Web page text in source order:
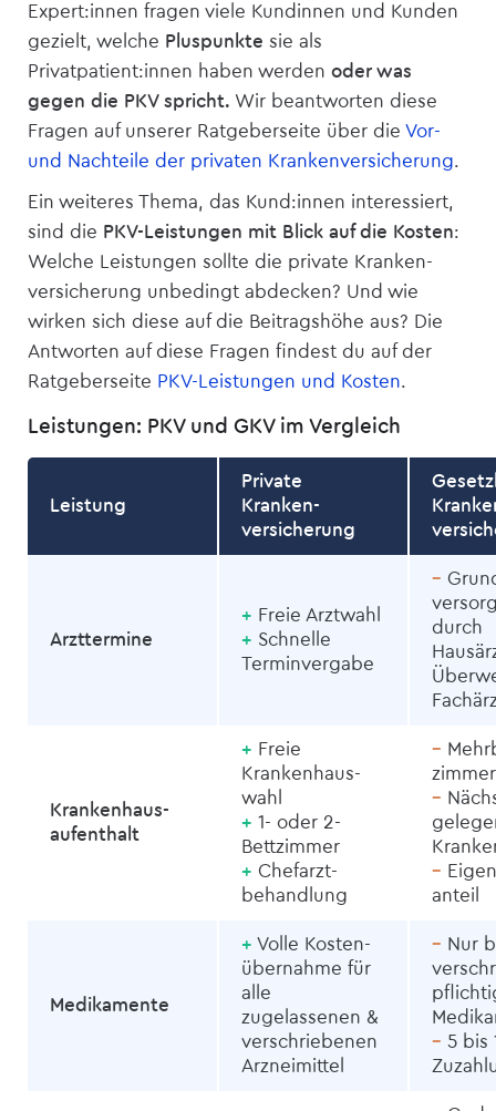
Expert:innen fragen viele Kundinnen und Kunden
gezielt, welche Pluspunkte sie als
Privatpatient:innen haben werden oder was
gegen die PKV spricht. Wir beantworten diese
Fragen auf unserer Ratgeberseite über die Vor-
und Nachteile der privaten Kranken­versicherung.
Ein weiteres Thema, das Kund:innen interessiert,
sind die PKV-Leistungen mit Blick auf die Kosten:
Welche Leistungen sollte die private Kranken­
versicherung unbedingt abdecken? Und wie
wirken sich diese auf die Beitragshöhe aus? Die
Antworten auf diese Fragen findest du auf der
Ratgeberseite PKV-Leistungen und Kosten.
Leistungen: PKV und GKV im Vergleich
Leistung
Private
Kranken­­
versicherung
Arzttermine
+ Freie Arztwahl
+ Schnelle
Termin­vergabe
–
durch
Krankenhaus­
aufenthalt
+ Freie
Krankenhaus­
wahl
+ 1- oder 2-
Bettzimmer
+ Chefarzt­
behandlung
–
zimmer
–
–
anteil
Medikamente
+ Volle Kosten­
übernahme für
alle
zugelassenen &
verschriebenen
Arzneimittel
– Nur
– 5 bis